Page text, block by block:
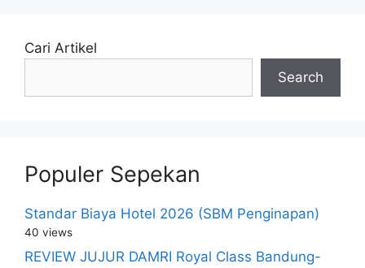
Cari Artikel
Search
Populer Sepekan
Standar Biaya Hotel 2026 (SBM Penginapan)
40 views
REVIEW JUJUR DAMRI Royal Class Bandung-